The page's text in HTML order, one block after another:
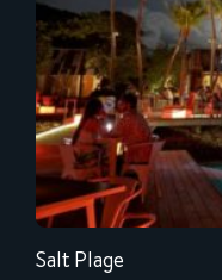
Salt Plage